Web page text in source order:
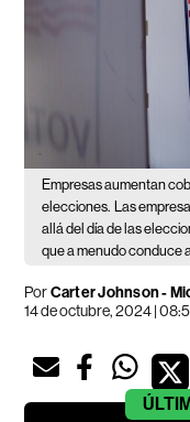
Empresas aumentan
elecciones. Las
allá del día de las
que a menudo conduce
PorCarter Johnson -
14 de octubre, 2024 |